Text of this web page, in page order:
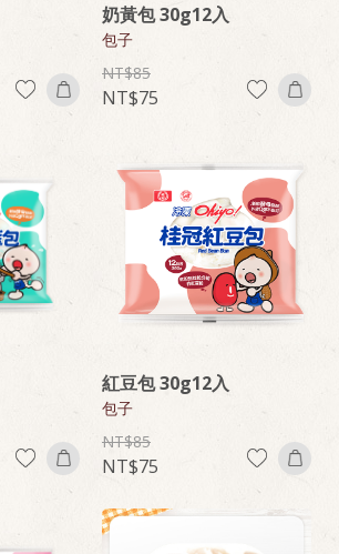
奶黃包 30g12入
包子
85
75
紅豆包 30g12入
包子
85
75